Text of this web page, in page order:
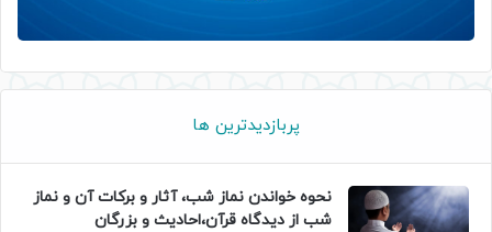
پربازدیدترین ها
نحوه خواندن نماز شب، آثار و برکات آن و نماز
شب از دیدگاه قرآن،احادیث و بزرگان